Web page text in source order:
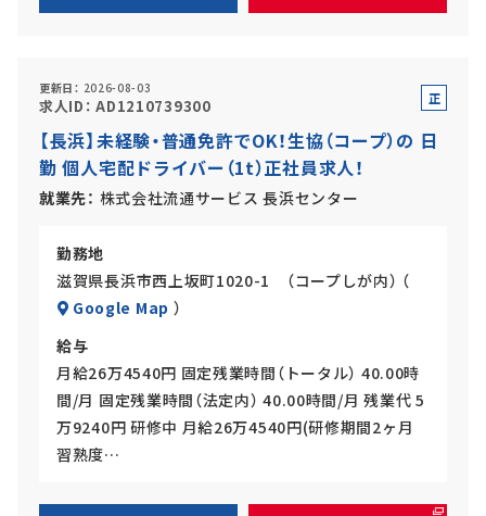
更新日 2026-08-03
求人ID AD1210739300
正
員
【長浜】未経験・普通免許でOK！生協（コープ）の 日
勤 個人宅配ドライバー（1t）正社員求人！
就業先 株式会社流通サービス 長浜センター
勤務地
滋賀県長浜市西上坂町1020-1 （コープしが内） （
Google Map ）
給与
月給26万4540円 固定残業時間（トータル） 40.00時
間/月 固定残業時間（法定内） 40.00時間/月 残業代 5
万9240円 研修中 月給26万4540円(研修期間2ヶ月
習熟度…